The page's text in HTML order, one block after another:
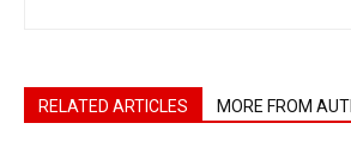
RELATED ARTICLES MORE FROM